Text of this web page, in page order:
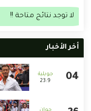
لا توجد نتائج متاحة !!
أخر الأخبار
23:9